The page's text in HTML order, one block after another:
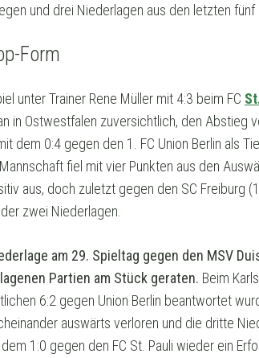
und drei Niederlagen aus den letzten
Form
unter Trainer Rene Müller mit 4:3 beim FC
in Ostwestfalen zuversichtlich, den Abstieg
dem 0:4 gegen den 1. FC Union Berlin als
fiel mit vier Punkten aus den
aus, doch zuletzt gegen den SC Freiburg
zwei Niederlagen.
am 29. Spieltag gegen den MSV
Partien am Stück geraten. Beim
6:2 gegen Union Berlin beantwortet
auswärts verloren und die dritte
1:0 gegen den FC St. Pauli wieder ein